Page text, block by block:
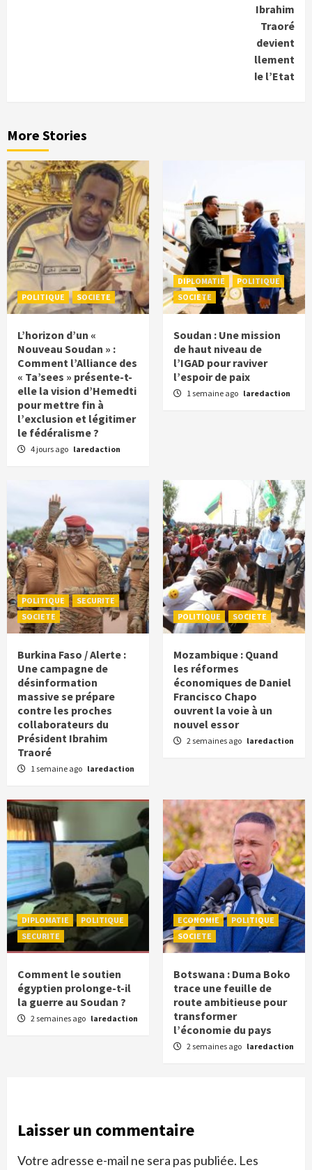
Ibrahim
Traoré
devient
officiellement
Chef de l’Etat
More Stories
POLITIQUE SOCIETE
L’horizon d’un «
Nouveau Soudan » :
Comment l’Alliance des
« Ta’sees » présente-t-
elle la vision d’Hemedti
pour mettre fin à
l’exclusion et légitimer
le fédéralisme ?
4 jours ago laredaction
DIPLOMATIE
POLITIQUE
SOCIETE
Soudan : Une mission
de haut niveau de
l’IGAD pour raviver
l’espoir de paix
1 semaine ago laredaction
POLITIQUE
SECURITE
SOCIETE
Burkina Faso / Alerte :
Une campagne de
désinformation
massive se prépare
contre les proches
collaborateurs du
Président Ibrahim
Traoré
1 semaine ago laredaction
POLITIQUE SOCIETE
Mozambique : Quand
les réformes
économiques de Daniel
Francisco Chapo
ouvrent la voie à un
nouvel essor
2 semaines ago laredaction
DIPLOMATIE
POLITIQUE
SECURITE
Comment le soutien
égyptien prolonge-t-il
la guerre au Soudan ?
2 semaines ago laredaction
ECONOMIE
POLITIQUE
SOCIETE
Botswana : Duma Boko
trace une feuille de
route ambitieuse pour
transformer
l’économie du pays
2 semaines ago laredaction
Laisser un commentaire
Votre adresse e-mail ne sera pas publiée. Les